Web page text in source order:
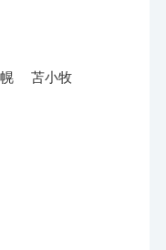
苫小牧